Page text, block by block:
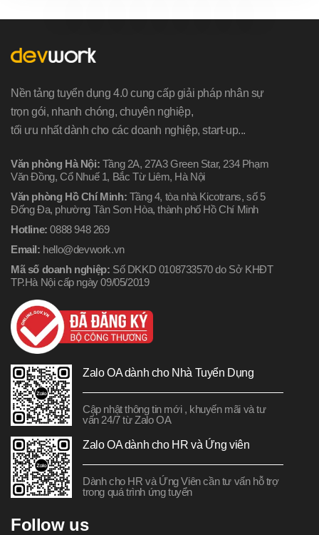
Nền tảng tuyển dụng 4.0 cung cấp giải pháp nhân sự
trọn gói, nhanh chóng, chuyên nghiệp,
tối ưu nhất dành cho các doanh nghiệp, start-up...
Văn phòng Hà Nội: Tầng 2A, 27A3 Green Star, 234 Phạm
Văn Đồng, Cổ Nhuế 1, Bắc Từ Liêm, Hà Nội
Văn phòng Hồ Chí Minh: Tầng 4, tòa nhà Kicotrans, số 5
Đống Đa, phường Tân Sơn Hòa, thành phố Hồ Chí Minh
Hotline: 0888 948 269
Email: hello@devwork.vn
Mã số doanh nghiệp: Số DKKD 0108733570 do Sở KHĐT
TP.Hà Nội cấp ngày 09/05/2019
Zalo OA dành cho Nhà Tuyển Dụng
Cập nhật thông tin mới , khuyến mãi và tư
vấn 24/7 từ Zalo OA
Zalo OA dành cho HR và Ứng viên
Dành cho HR và Ứng Viên cần tư vấn hỗ trợ
trong quá trình ứng tuyển
Follow us